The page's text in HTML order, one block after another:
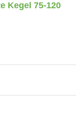
Kegel 75-120